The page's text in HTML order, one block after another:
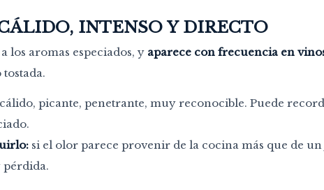
INTENSO Y DIRECTO
los aromas especiados, y aparece con frecuencia en
picante, penetrante, muy reconocible. Puede
si el olor parece provenir de la cocina más que de
pérdida.